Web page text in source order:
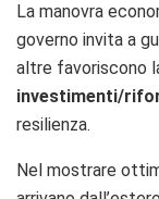
La manovra
governo invita a
altre favoriscono
investimenti/
resilienza.
Nel mostrare